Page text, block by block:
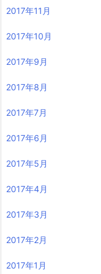
2017年11月
2017年10月
2017年9月
2017年8月
2017年7月
2017年6月
2017年5月
2017年4月
2017年3月
2017年2月
2017年1月